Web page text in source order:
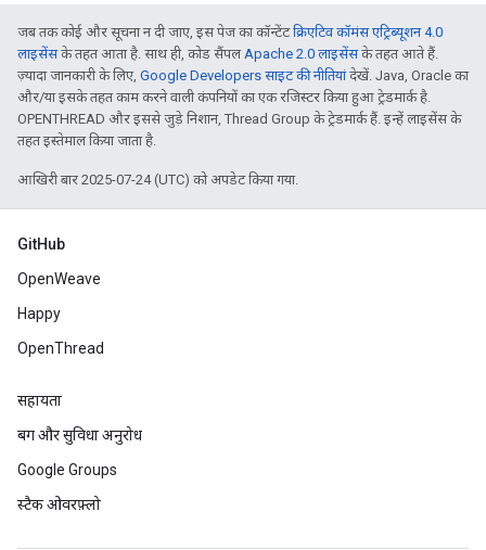
जब तक कोई और सूचना न दी जाए, इस पेज का कॉन्टेंटक्रिएटिव कॉमंस एट्रिब्यूशन 4.0
लाइसेंसके तहत आता है. साथ ही, कोड सैंपलApache 2.0 लाइसेंसके तहत आते हैं.
ज़्यादा जानकारी के लिए, Google Developers साइट की नीतियांदेखें. Java, Oracle का
और/या इसके तहत काम करने वाली कंपनियों का एक रजिस्टर किया हुआ ट्रेडमार्क है.
OPENTHREAD और इससे जुड़े निशान, Thread Group के ट्रेडमार्क हैं. इन्हें लाइसेंस के
तहत इस्तेमाल किया जाता है.
आखिरी बार 2025-07-24 (UTC) को अपडेट किया गया.
GitHub
OpenWeave
Happy
OpenThread
सहायता
बग और सुविधा अनुरोध
Google Groups
स्टैक ओवरफ़्लो